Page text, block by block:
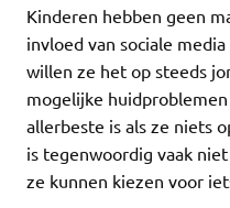
Kinderen hebben geen
invloed van sociale
willen ze het op steeds
mogelijke
allerbeste is als ze niets
is tegenwoordig vaak
ze kunnen kiezen voor